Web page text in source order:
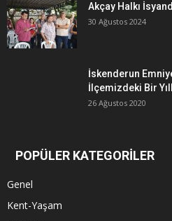
Akçay Halkı
30 Ağustos 2024
İskenderun
İlçemizdeki Bir
26 Ağustos 2020
POPÜLER KATEGORİLER
Genel
Kent-Yaşam